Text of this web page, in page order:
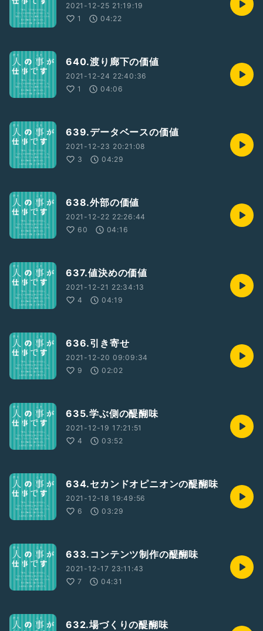
2021-12-25 21:19:19
1
04:22
640.渡り廊下の価値
2021-12-24 22:40:36
1
04:06
639.データベースの価値
2021-12-23 20:21:08
3
04:29
638.外部の価値
2021-12-22 22:26:44
60
04:16
637.値決めの価値
2021-12-21 22:34:13
4
04:19
636.引き寄せ
2021-12-20 09:09:34
9
02:02
635.学ぶ側の醍醐味
2021-12-19 17:21:51
4
03:52
634.セカンドオピニオンの醍醐味
2021-12-18 19:49:56
6
03:29
633.コンテンツ制作の醍醐味
2021-12-17 23:11:43
7
04:31
632.場づくりの醍醐味